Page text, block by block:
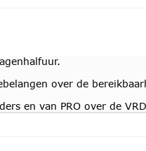
over de
en van PRO over de